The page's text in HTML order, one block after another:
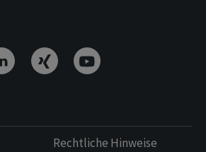
Rechtliche Hinweise